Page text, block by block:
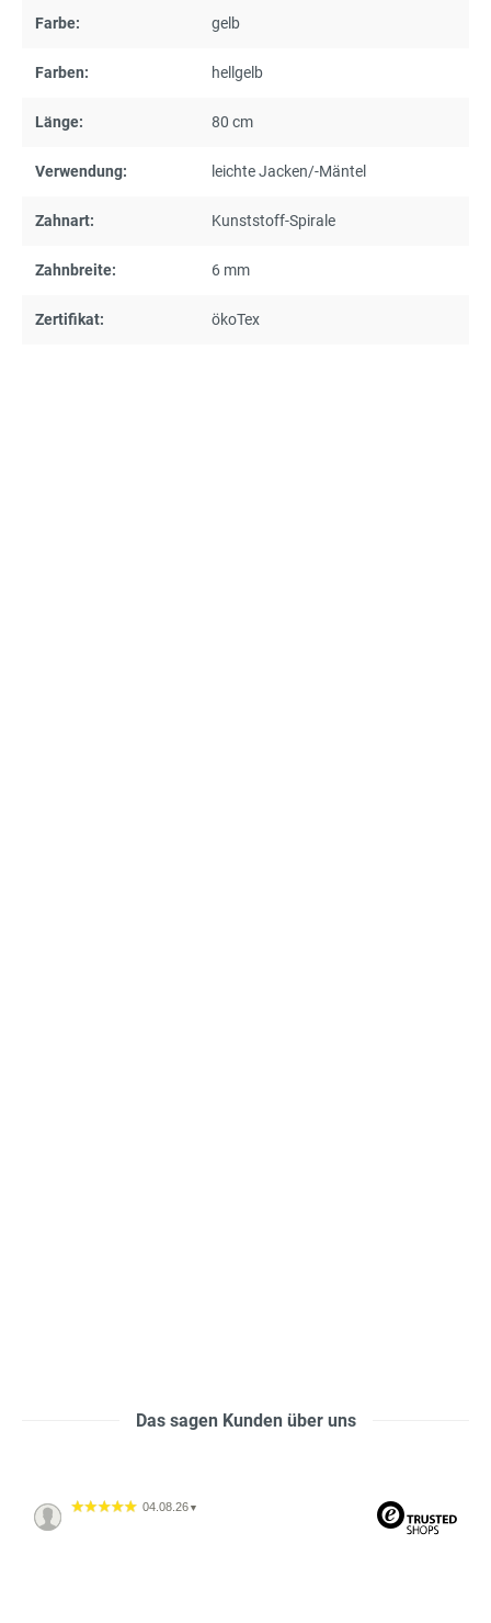
Farbe: gelb
Farben: hellgelb
Länge: 80 cm
Verwendung: leichte Jacken/-Mäntel
Zahnart: Kunststoff-Spirale
Zahnbreite: 6 mm
Zertifikat: ökoTex
Das sagen Kunden über uns
04.08.26 ▼